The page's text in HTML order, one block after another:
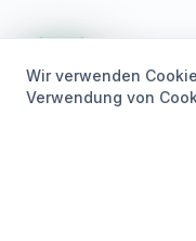
Wir verwenden
Verwendung von